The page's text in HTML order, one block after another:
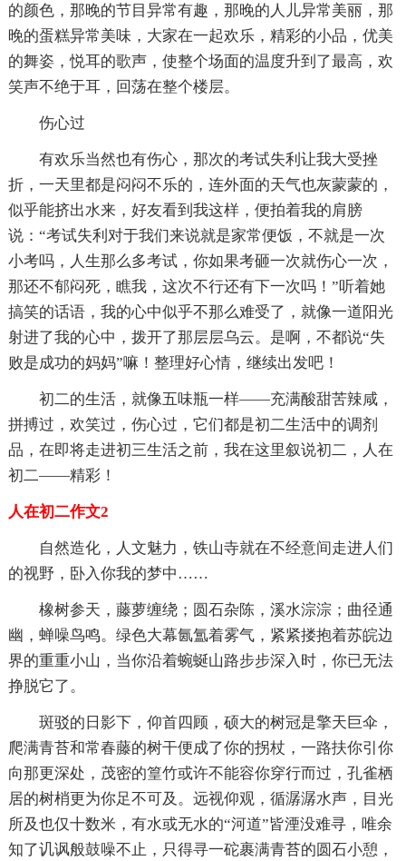
的颜色，那晚的节目异常有趣，那晚的人儿异常美丽，那
晚的蛋糕异常美味，大家在一起欢乐，精彩的小品，优美
的舞姿，悦耳的歌声，使整个场面的温度升到了最高，欢
笑声不绝于耳，回荡在整个楼层。
伤心过
有欢乐当然也有伤心，那次的考试失利让我大受挫
折，一天里都是闷闷不乐的，连外面的天气也灰蒙蒙的，
似乎能挤出水来，好友看到我这样，便拍着我的肩膀
说：“考试失利对于我们来说就是家常便饭，不就是一次
小考吗，人生那么多考试，你如果考砸一次就伤心一次，
那还不郁闷死，瞧我，这次不行还有下一次吗！”听着她
搞笑的话语，我的心中似乎不那么难受了，就像一道阳光
射进了我的心中，拨开了那层层乌云。是啊，不都说“失
败是成功的妈妈”嘛！整理好心情，继续出发吧！
初二的生活，就像五味瓶一样——充满酸甜苦辣咸，
拼搏过，欢笑过，伤心过，它们都是初二生活中的调剂
品，在即将走进初三生活之前，我在这里叙说初二，人在
初二——精彩！
人在初二作文2
自然造化，人文魅力，铁山寺就在不经意间走进人们
的视野，卧入你我的梦中……
橡树参天，藤萝缠绕；圆石杂陈，溪水淙淙；曲径通
幽，蝉噪鸟鸣。绿色大幕氤氲着雾气，紧紧搂抱着苏皖边
界的重重小山，当你沿着蜿蜒山路步步深入时，你已无法
挣脱它了。
斑驳的日影下，仰首四顾，硕大的树冠是擎天巨伞，
爬满青苔和常春藤的树干便成了你的拐杖，一路扶你引你
向那更深处，茂密的篁竹或许不能容你穿行而过，孔雀栖
居的树梢更为你足不可及。远视仰观，循潺潺水声，目光
所及也仅十数米，有水或无水的“河道”皆湮没难寻，唯余
知了讥讽般鼓噪不止，只得寻一砣裹满青苔的圆石小憩，